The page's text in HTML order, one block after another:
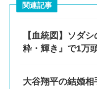
関連記事
【血統図】ソダ
粋・輝き』で1万
大谷翔平の結婚